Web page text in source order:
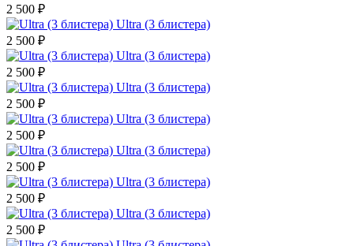
2 500 ₽
Ultra (3 блистера)
2 500 ₽
Ultra (3 блистера)
2 500 ₽
Ultra (3 блистера)
2 500 ₽
Ultra (3 блистера)
2 500 ₽
Ultra (3 блистера)
2 500 ₽
Ultra (3 блистера)
2 500 ₽
Ultra (3 блистера)
2 500 ₽